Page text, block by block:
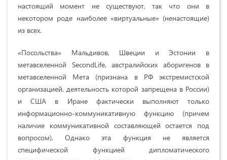
настоящий момент не существуют, так что они в
некотором роде наиболее «виртуальные» (ненастоящие)
из всех.
«Посольства» Мальдивов, Швеции и Эстонии в
метавселенной SecondLife, австралийских аборигенов в
метавселенной Мета (признана в РФ экстремистской
организацией, деятельность которой запрещена в России)
и США в Иране фактически выполняют только
информационно-коммуникативную функцию (причем
наличие коммуникативной составляющей остается под
вопросом). Однако эта функция не является
специфической функцией дипломатического